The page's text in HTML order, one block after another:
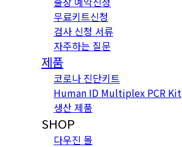
무료키트신청
검사 신청 서류
자주하는 질문
제품
코로나 진단키트
Human ID Multiplex PCR Kit
생산 제품
SHOP
다우진 몰